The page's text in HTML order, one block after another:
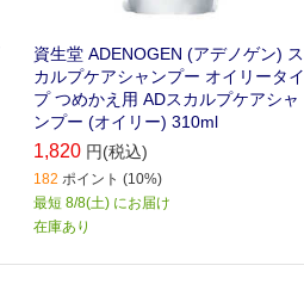
資生堂 ADENOGEN (アデノゲン) ス
カルプケアシャンプー オイリータイ
プ つめかえ用 ADスカルプケアシャ
ンプー (オイリー) 310ml
1,820 円(税込)
182 ポイント (10%)
最短 8/8(土) にお届け
在庫あり